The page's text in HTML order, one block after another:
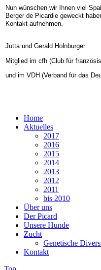
Nun wünschen wir Ihnen viel
Berger de Picardie geweckt
Kontakt aufnehmen.
Jutta und Gerald Holnburger
Mitglied im cfh (Club für
und im VDH (Verband für das
Home
Aktuelles
2017
2016
2015
2014
2013
2012
2011
bis 2010
Über uns
Der Picard
Unsere Hunde
Zucht
Genetische
Kontakt